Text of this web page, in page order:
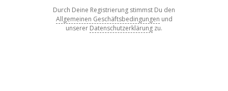
Durch Deine Registrierung stimmst Du den
Allgemeinen Geschäftsbedingungen und
unserer Datenschutzerklärung zu.